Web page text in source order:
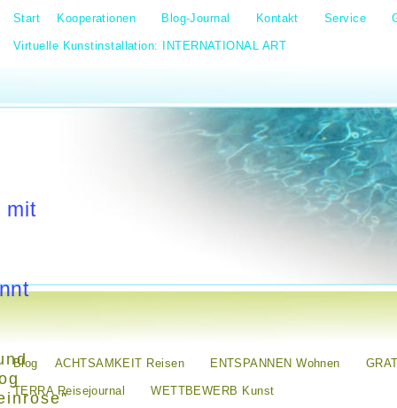
Start Kooperationen Blog-Journal Kontakt Service
Virtuelle Kunstinstallation: INTERNATIONAL ART
mit
Blog ACHTSAMKEIT Reisen ENTSPANNEN Wohnen
TERRA Reisejournal WETTBEWERB Kunst